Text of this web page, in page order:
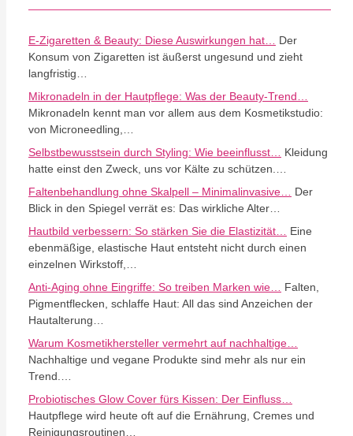
E-Zigaretten & Beauty: Diese Auswirkungen hat…
Der
Konsum von Zigaretten ist äußerst ungesund und zieht
langfristig…
Mikronadeln in der Hautpflege: Was der Beauty-Trend…
Mikronadeln kennt man vor allem aus dem Kosmetikstudio:
von Microneedling,…
Selbstbewusstsein durch Styling: Wie beeinflusst…
Kleidung
hatte einst den Zweck, uns vor Kälte zu schützen.…
Faltenbehandlung ohne Skalpell – Minimalinvasive…
Der
Blick in den Spiegel verrät es: Das wirkliche Alter…
Hautbild verbessern: So stärken Sie die Elastizität…
Eine
ebenmäßige, elastische Haut entsteht nicht durch einen
einzelnen Wirkstoff,…
Anti-Aging ohne Eingriffe: So treiben Marken wie…
Falten,
Pigmentflecken, schlaffe Haut: All das sind Anzeichen der
Hautalterung…
Warum Kosmetikhersteller vermehrt auf nachhaltige…
Nachhaltige und vegane Produkte sind mehr als nur ein
Trend.…
Probiotisches Glow Cover fürs Kissen: Der Einfluss…
Hautpflege wird heute oft auf die Ernährung, Cremes und
Reinigungsroutinen…